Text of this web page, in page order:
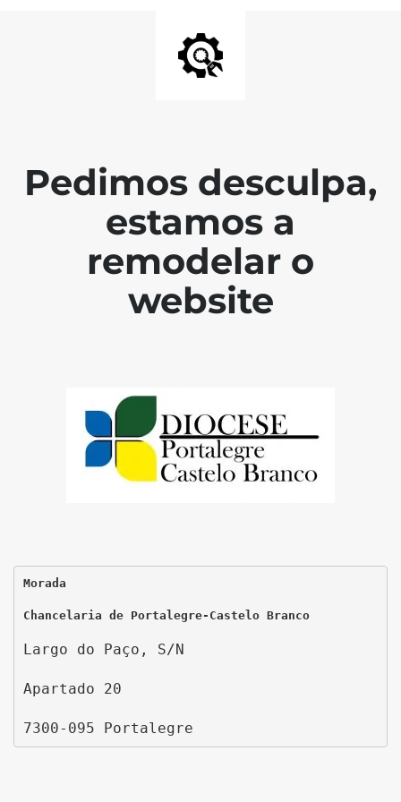
Pedimos desculpa,
estamos a
remodelar o
website
Morada
Chancelaria de Portalegre-Castelo Branco
Largo do Paço, S/N
Apartado 20
7300-095 Portalegre